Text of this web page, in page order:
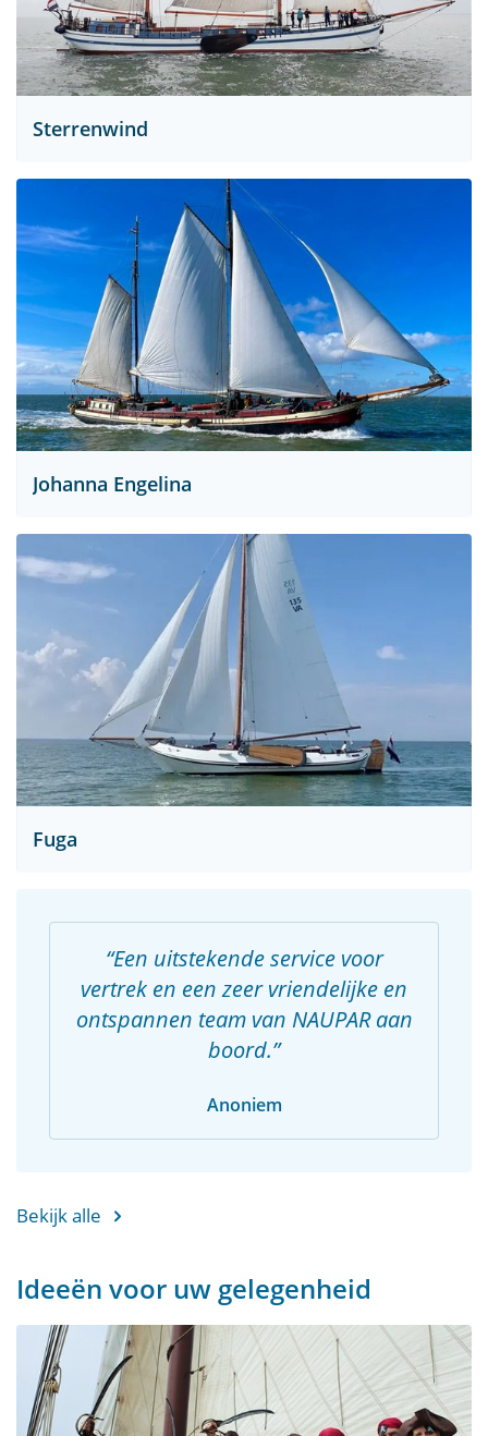
Sterrenwind
Johanna Engelina
Fuga
Een uitstekende service voor
vertrek en een zeer vriendelijke en
ontspannen team van NAUPAR aan
boord.
Anoniem
Bekijk alle
Ideeën voor uw gelegenheid